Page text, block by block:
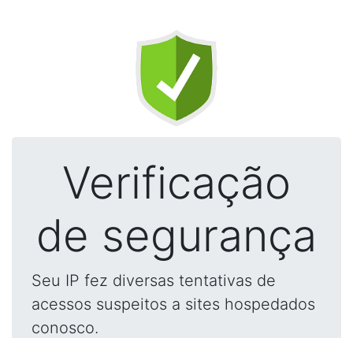
Verificação
de segurança
Seu IP fez diversas tentativas de
acessos suspeitos a sites hospedados
conosco.